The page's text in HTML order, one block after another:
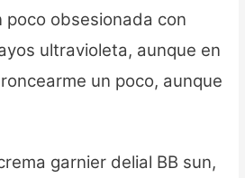
poco obsesionada con
ultravioleta, aunque en
un poco, aunque
garnier delial BB sun,